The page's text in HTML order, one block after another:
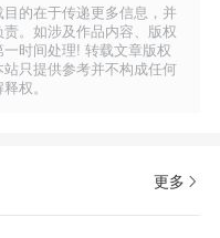
的在于传递更多信息，并
。如涉及作品内容、版权
时间处理! 转载文章版权
只提供参考并不构成任何
权。
更多